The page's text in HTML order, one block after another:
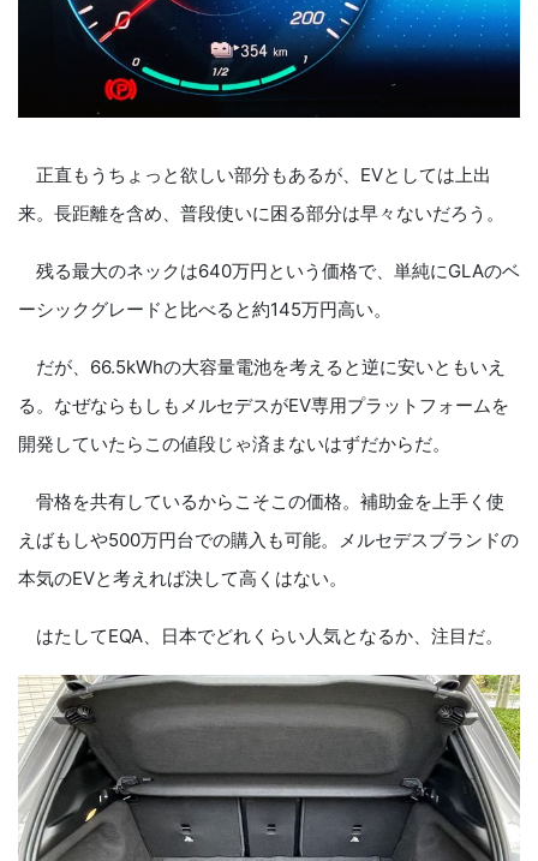
正直もうちょっと欲しい部分もあるが、EVとしては上出
来。長距離を含め、普段使いに困る部分は早々ないだろう。
残る最大のネックは640万円という価格で、単純にGLAのベ
ーシックグレードと比べると約145万円高い。
だが、66.5kWhの大容量電池を考えると逆に安いともいえ
る。なぜならもしもメルセデスがEV専用プラットフォームを
開発していたらこの値段じゃ済まないはずだからだ。
骨格を共有しているからこそこの価格。補助金を上手く使
えばもしや500万円台での購入も可能。メルセデスブランドの
本気のEVと考えれば決して高くはない。
はたしてEQA、日本でどれくらい人気となるか、注目だ。